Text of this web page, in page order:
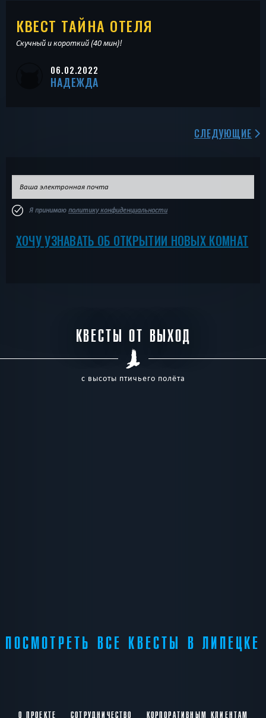
КВЕСТ ТАЙНА ОТЕЛЯ
Скучный и короткий (40 мин)!
06.02.2022
НАДЕЖДА
СЛЕДУЮЩИЕ
Я принимаю политику конфиденциальности
ХОЧУ УЗНАВАТЬ ОБ ОТКРЫТИИ НОВЫХ КОМНАТ
КВЕСТЫ ОТ ВЫХОД
с высоты птичьего полёта
ПОСМОТРЕТЬ ВСЕ КВЕСТЫ В ЛИПЕЦКЕ
О ПРОЕКТЕ СОТРУДНИЧЕСТВО КОРПОРАТИВНЫМ КЛИЕНТАМ